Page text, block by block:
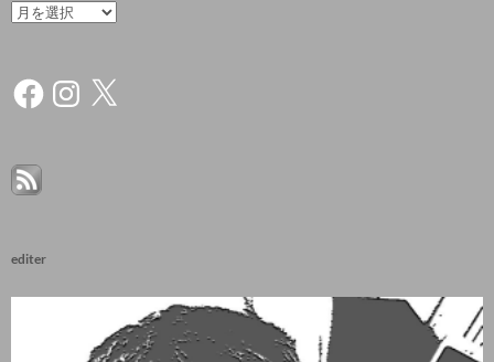
archive
FacebookInstagram
X
editer